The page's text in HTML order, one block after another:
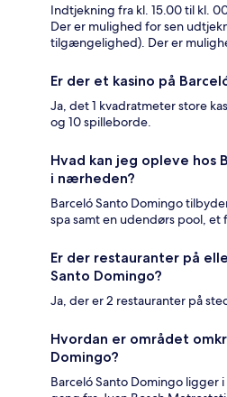
Indtjekning fra kl. 15.00 til kl.
Der er mulighed for sen
tilgængelighed). Der er
Er der et kasino på
Ja, det 1 kvadratmeter store
og 10 spilleborde.
Hvad kan jeg opleve hos
i nærheden?
Barceló Santo Domingo
spa samt en udendørs pool, et
Er der restauranter på
Santo Domingo?
Ja, der er 2 restauranter på
Hvordan er området
Domingo?
Barceló Santo Domingo ligger